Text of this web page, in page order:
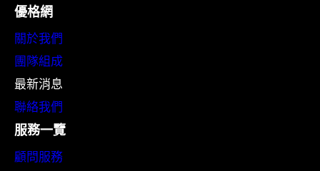
優格網
關於我們
團隊組成
最新消息
聯絡我們
服務一覽
顧問服務